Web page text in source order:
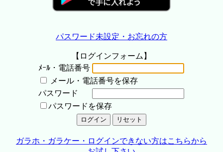
パスワード未設定・お忘れの方
【ログインフォーム】
ﾒｰﾙ・電話番号
メール・電話番号を保存
パスワード
パスワードを保存
ガラホ・ガラケー・ログインできない方はこちらから